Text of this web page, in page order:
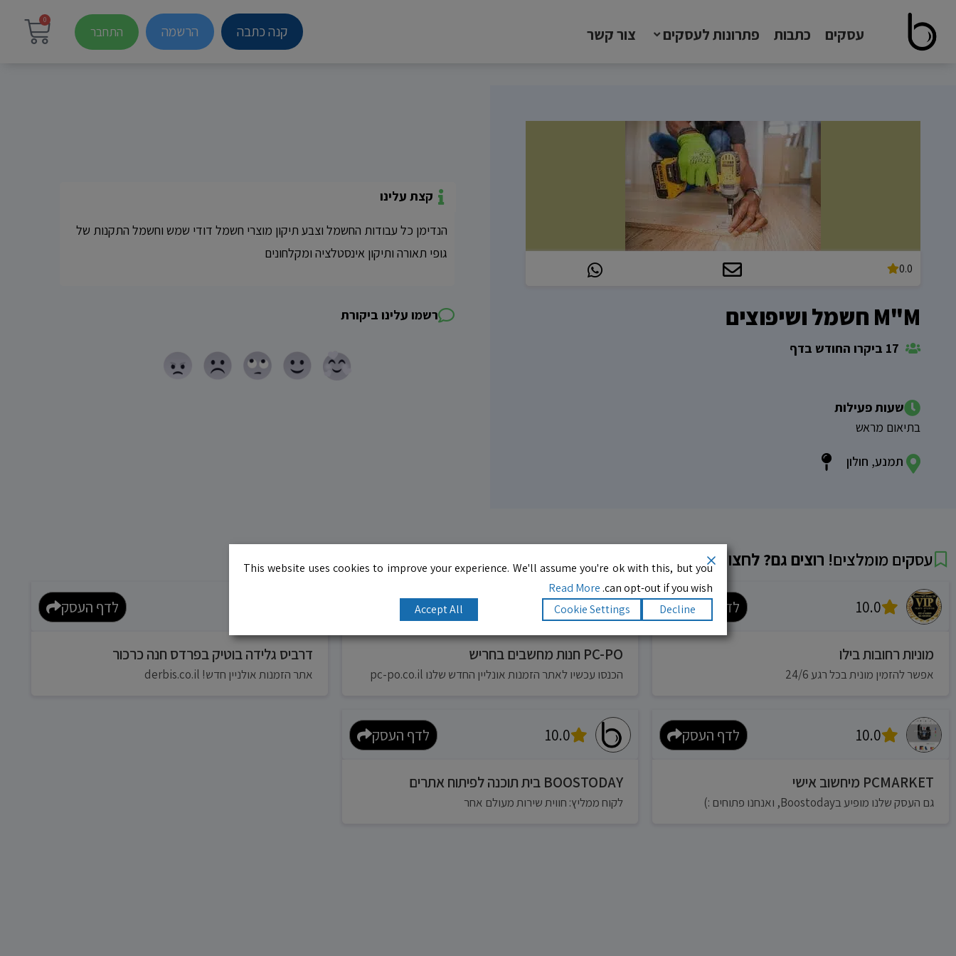
עסקים כתבות פתרונות לעסקים צור קשר קנה כתבה הרשמה התחבר
0
0.0
M"M חשמל ושיפוצים
שעות פעילות
בתיאום מראש
תמנע, חולון
קצת עלינו
הנדימן כל עבודות החשמל וצבע תיקון מוצרי חשמל דודי שמש וחשמל התקנות של
גופי תאורה ותיקון אינסטלציה ומקלחונים
רשמו עלינו ביקורת
עסקים מומלצים! רוצים גם? לחצו כאן
10.0 לדף העסק
מוניות רחובות בילו
אפשר להזמין מונית בכל רגע 24/6
10.0 לדף העסק
PC-PO חנות מחשבים בחריש
הכנסו עכשיו לאתר הזמנות אונליין החדש שלנו pc-po.co.il
לדף העסק
דרביס גלידה בוטיק בפרדס חנה כרכור
אתר הזמנות אולניין חדש! derbis.co.il
10.0 לדף העסק
PCMARKET מיחשוב אישי
גם העסק שלנו מופיע בBoostoday, ואנחנו פתוחים :)
10.0 לדף העסק
BOOSTODAY בית תוכנה לפיתוח אתרים
לקוח ממליץ: חווית שירות מעולם אחר
This website uses cookies to improve your experience. We'll assume you're ok with this, but you
can opt-out if you wish.
Read More
Decline
Cookie Settings
Accept All